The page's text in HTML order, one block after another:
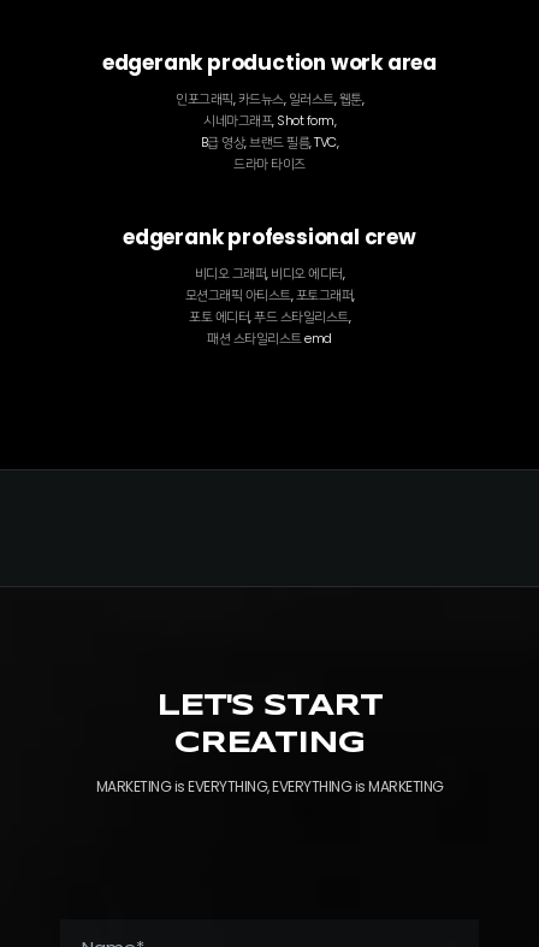
edgerank production work area
인포그래픽, 카드뉴스, 일러스트, 웹툰,
시네마그래프, Shot form,
B급 영상, 브랜드 필름, TVC,
드라마 타이즈
edgerank professional crew
비디오 그래퍼, 비디오 에디터,
모션그래픽 아티스트, 포토그래퍼,
포토 에디터, 푸드 스타일리스트,
패션 스타일리스트 emd
LET'S START
CREATING
MARKETING is EVERYTHING, EVERYTHING is MARKETING